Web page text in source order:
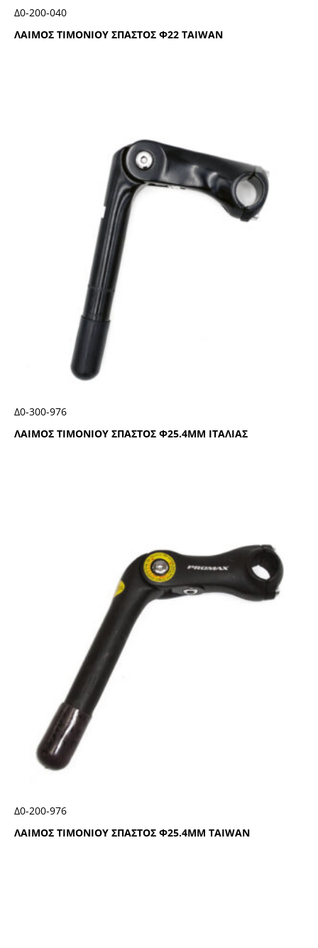
ΛΑΙΜΟΣ ΤΙΜΟΝΙΟΥ ΣΠΑΣΤΟΣ Φ22 ΤΑΙWΑΝ
Δ0-200-040
ΛΑΙΜΟΣ ΤΙΜΟΝΙΟΥ ΣΠΑΣΤΟΣ Φ25.4ΜΜ ΙΤΑΛΙΑΣ
Δ0-300-976
ΛΑΙΜΟΣ ΤΙΜΟΝΙΟΥ ΣΠΑΣΤΟΣ Φ25.4ΜΜ ΤΑΙWΑΝ
Δ0-200-976